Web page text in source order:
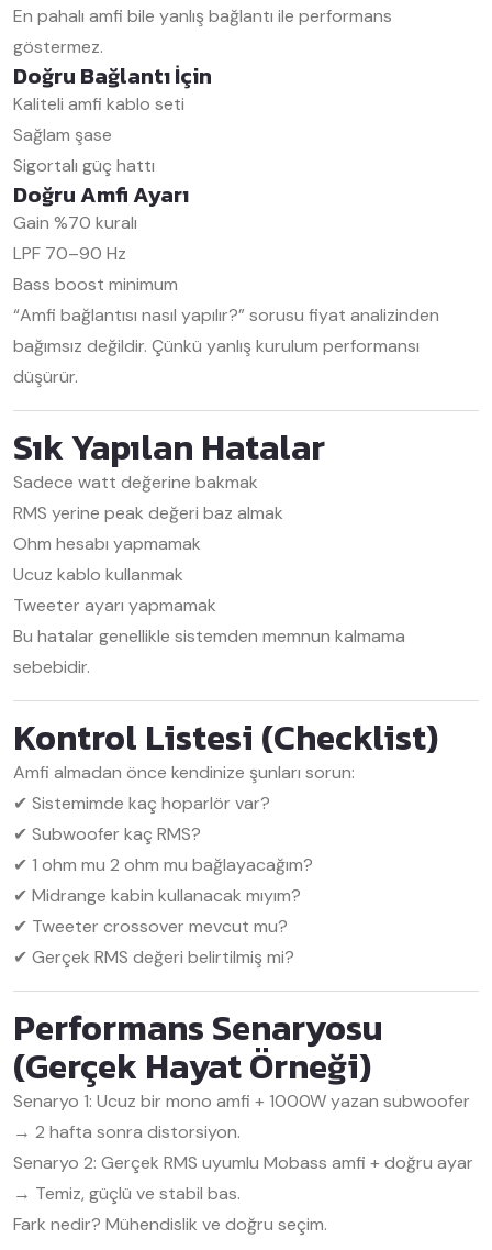
En pahalı amfi bile yanlış bağlantı ile performans
göstermez.
Doğru Bağlantı İçin
Kaliteli amfi kablo seti
Sağlam şase
Sigortalı güç hattı
Doğru Amfi Ayarı
Gain %70 kuralı
LPF 70–90 Hz
Bass boost minimum
“Amfi bağlantısı nasıl yapılır?” sorusu fiyat analizinden
bağımsız değildir. Çünkü yanlış kurulum performansı
düşürür.
Sık Yapılan Hatalar
Sadece watt değerine bakmak
RMS yerine peak değeri baz almak
Ohm hesabı yapmamak
Ucuz kablo kullanmak
Tweeter ayarı yapmamak
Bu hatalar genellikle sistemden memnun kalmama
sebebidir.
Kontrol Listesi (Checklist)
Amfi almadan önce kendinize şunları sorun:
✔ Sistemimde kaç hoparlör var?
✔ Subwoofer kaç RMS?
✔ 1 ohm mu 2 ohm mu bağlayacağım?
✔ Midrange kabin kullanacak mıyım?
✔ Tweeter crossover mevcut mu?
✔ Gerçek RMS değeri belirtilmiş mi?
Performans Senaryosu
(Gerçek Hayat Örneği)
Senaryo 1: Ucuz bir mono amfi + 1000W yazan subwoofer
→ 2 hafta sonra distorsiyon.
Senaryo 2: Gerçek RMS uyumlu Mobass amfi + doğru ayar
→ Temiz, güçlü ve stabil bas.
Fark nedir? Mühendislik ve doğru seçim.